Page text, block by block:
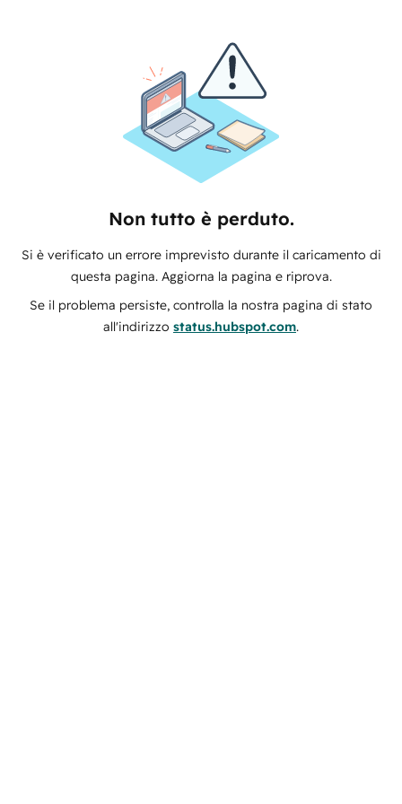
Non tutto è perduto.
Si è verificato un errore imprevisto durante il caricamento di
questa pagina. Aggiorna la pagina e riprova.
Se il problema persiste, controlla la nostra pagina di stato
all'indirizzo status.hubspot.com.